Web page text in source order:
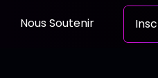
Nous Soutenir